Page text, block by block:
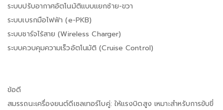
ระบบปรับอากาศอัตโนมัติแบบแยกซ้าย-ขวา
ระบบเบรกมือไฟฟ้า (e-PKB)
ระบบชาร์จไร้สาย (Wireless Charger)
ระบบควบคุมความเร็วอัตโนมัติ (Cruise Control)
ข้อดี
สมรรถนะเครื่องยนต์ดีเซลเทอร์โบคู่: ให้แรงบิดสูง เหมาะสำหรับการขับขี่